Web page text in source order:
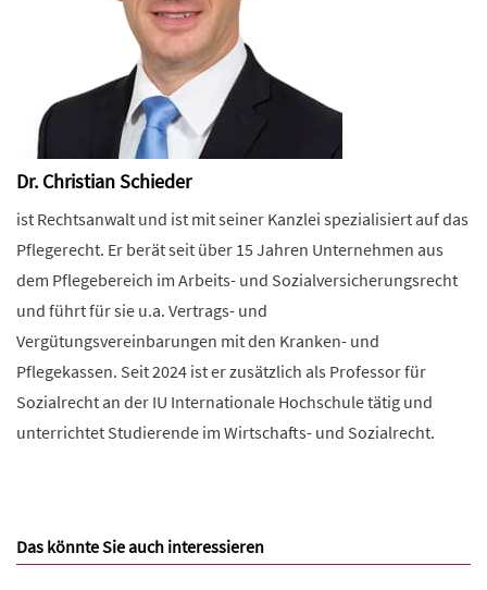
Dr. Christian Schieder
ist Rechtsanwalt und ist mit seiner Kanzlei spezialisiert auf das
Pflegerecht. Er berät seit über 15 Jahren Unternehmen aus
dem Pflegebereich im Arbeits- und Sozialversicherungsrecht
und führt für sie u.a. Vertrags- und
Vergütungsvereinbarungen mit den Kranken- und
Pflegekassen. Seit 2024 ist er zusätzlich als Professor für
Sozialrecht an der IU Internationale Hochschule tätig und
unterrichtet Studierende im Wirtschafts- und Sozialrecht.
Das könnte Sie auch interessieren